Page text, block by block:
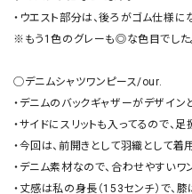
・ウエスト部分は、後ろがゴム仕様に
※もう1色のグレーも◎な色目でした
◯デニムシャツワンピース/our.
・デニムのバックギャザーがデザイ
・サイドにスリットも入ってるので、
・今回は、前開きとして羽織として着
・デニム素材なので、合わせやすいワ
・丈感は私の身長（153センチ）で、